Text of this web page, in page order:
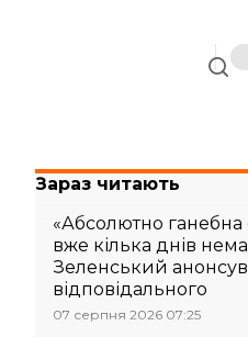
Зараз читають
«Абсолютно ганебна
вже кілька днів
Зеленський
відповідального
07 серпня 2026 07:25